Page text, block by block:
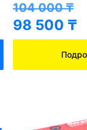
104 000₸
98 500 ₸